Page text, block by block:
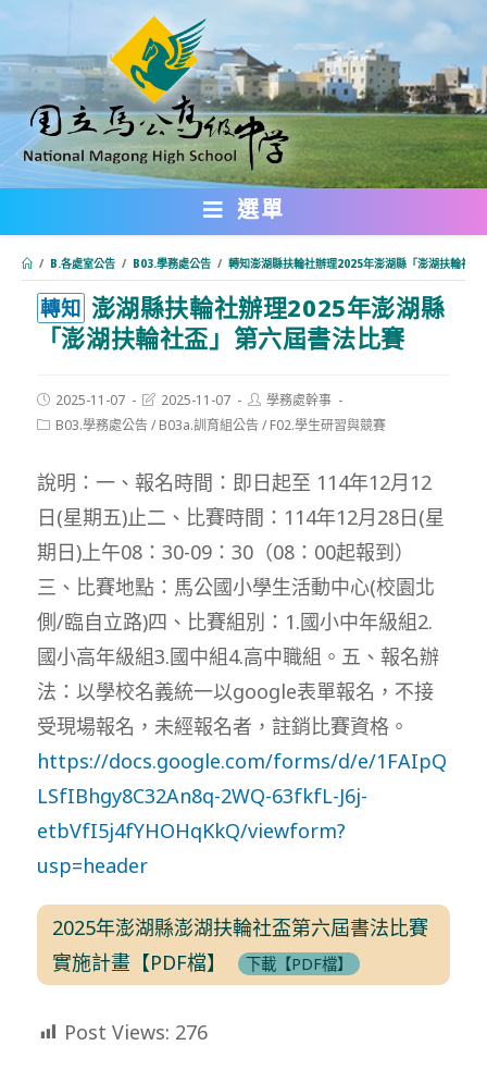
轉
主
要
內
選單
/ B.各處室公告 / B03.學務處公告 / 轉知澎湖縣扶輪社辦理2025年澎湖縣「澎湖扶輪社盃
轉知 澎湖縣扶輪社辦理2025年澎湖縣
「澎湖扶輪社盃」第六屆書法比賽
Post
published:
2025-11-07
Post
last
modified:
2025-11-07
Post
author:
學務處幹事
PostB03.學務處公告/ B03a.訓育組公告/ F02.學生研習與競賽
說明：一、報名時間：即日起至 114年12月12
日(星期五)止二、比賽時間：114年12月28日(星
期日)上午08：30-09：30（08：00起報到）
三、比賽地點：馬公國小學生活動中心(校園北
側/臨自立路)四、比賽組別：1.國小中年級組2.
國小高年級組3.國中組4.高中職組。五、報名辦
法：以學校名義統一以google表單報名，不接
受現場報名，未經報名者，註銷比賽資格。
https://docs.google.com/forms/d/e/1FAIpQ
LSfIBhgy8C32An8q-2WQ-63fkfL-J6j-
etbVfI5j4fYHOHqKkQ/viewform?
usp=header
2025年澎湖縣澎湖扶輪社盃第六屆書法比賽
實施計畫【PDF檔】
下載【PDF檔】
Post Views: 276